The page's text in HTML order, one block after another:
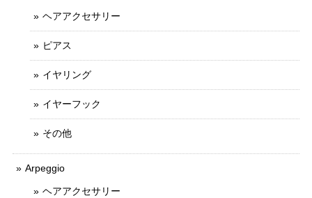
ヘアアクセサリー
ピアス
イヤリング
イヤーフック
その他
Arpeggio
ヘアアクセサリー